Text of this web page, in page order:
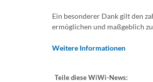
Ein besonderer Dank gilt den
ermöglichen und maßgeblich
Weitere Informationen
Teile diese WiWi-News: